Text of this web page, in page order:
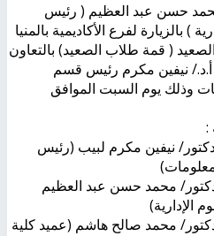
محمد حسن عبد العظيم ( رئيس
) بالزيارة لفرع الأكاديمية بالمنيا
( قمة طلاب الصعيد) بالتعاون
نيفين مكرم رئيس قسم
وذلك يوم السبت الموافق
:
نيفين مكرم لبيب (رئيس
محمد حسن عبد العظيم
الإدارية)
محمد صالح هاشم (عميد كلية